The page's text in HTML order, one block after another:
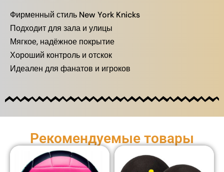
Фирменный стиль New York Knicks
Подходит для зала и улицы
Мягкое, надёжное покрытие
Хороший контроль и отскок
Идеален для фанатов и игроков
Рекомендуемые товары